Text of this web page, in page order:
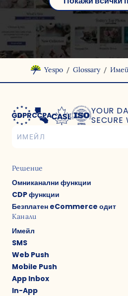
Yespo / Glossary /
YOUR
SECURE
Решение
Омниканални функции
CDP функции
Безплатен eCommerce одит
Канали
Имейл
SMS
Web Push
Mobile Push
App Inbox
In-App